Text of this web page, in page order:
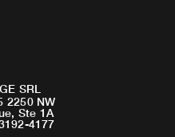
SRL
2250 NW
Ste 1A
4177